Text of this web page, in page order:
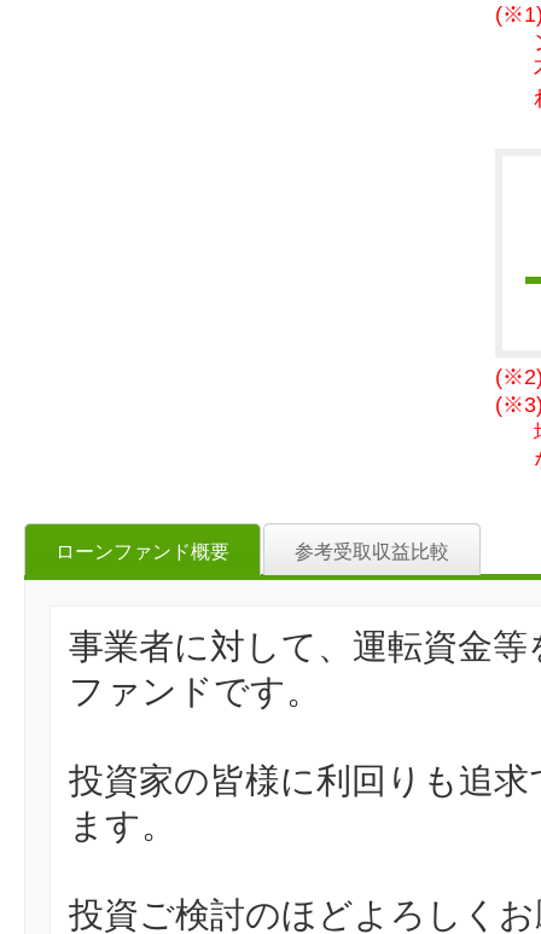
(※1)
(※2)
(※3)
ローンファンド概要 参考受取収益比較
事業者に対して、運転資金
ファンドです。
投資家の皆様に利回りも追
ます。
投資ご検討のほどよろしく